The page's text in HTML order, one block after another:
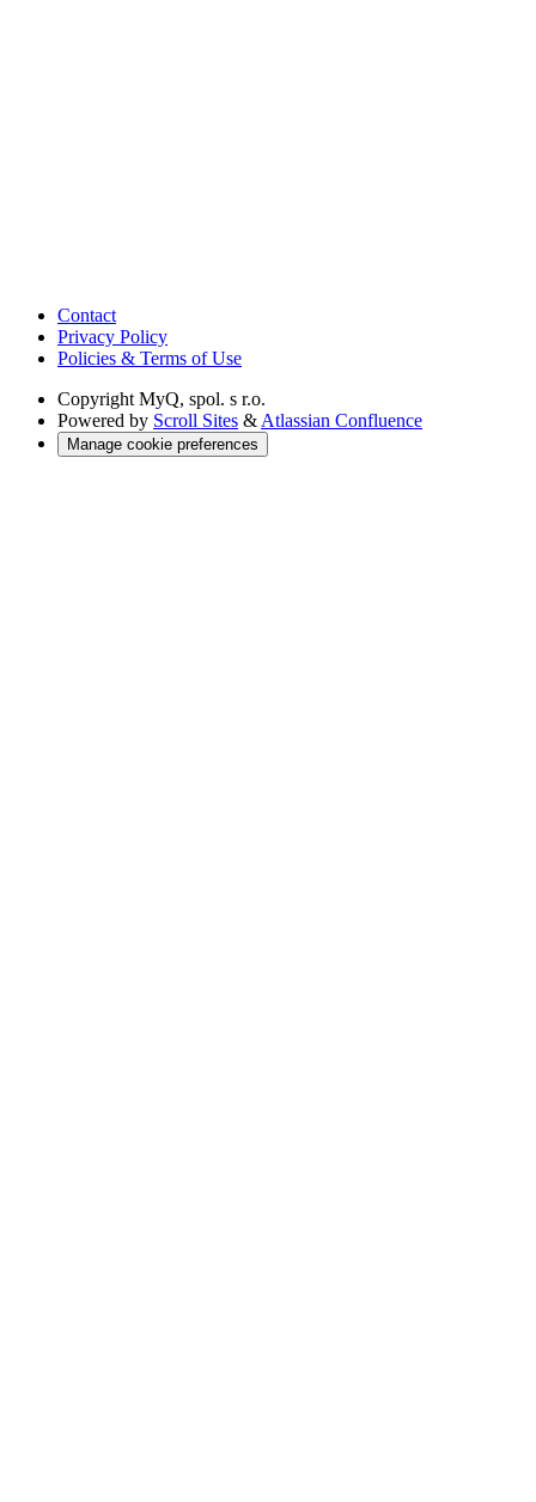
Contact
Privacy Policy
Policies & Terms of Use
Copyright MyQ, spol. s r.o.
Powered by Scroll Sites & Atlassian Confluence
Manage cookie preferences